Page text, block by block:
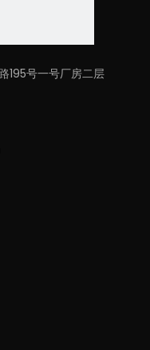
195号一号厂房二层